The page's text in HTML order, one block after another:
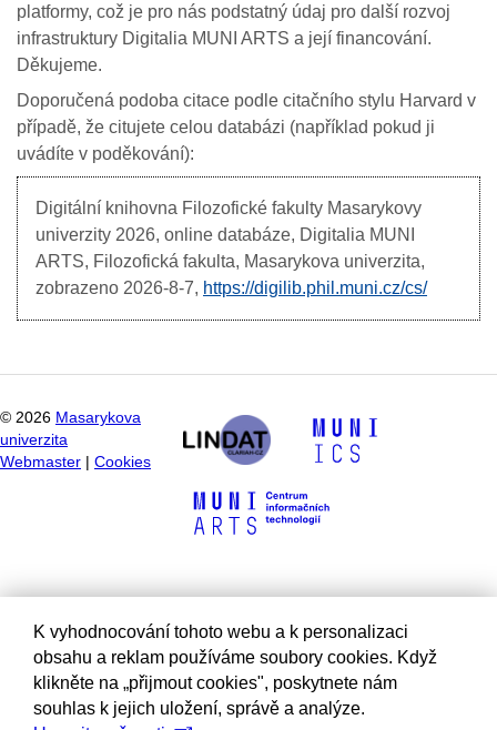
platformy, což je pro nás podstatný údaj pro další rozvoj
infrastruktury Digitalia MUNI ARTS a její financování.
Děkujeme.
Doporučená podoba citace podle citačního stylu Harvard v
případě, že citujete celou databázi (například pokud ji
uvádíte v poděkování):
Digitální knihovna Filozofické fakulty Masarykovy
univerzity 2026, online databáze, Digitalia MUNI
ARTS, Filozofická fakulta, Masarykova univerzita,
zobrazeno 2026-8-7, https://digilib.phil.muni.cz/cs/
© 2026 Masarykova
univerzita
Webmaster
Cookies
K vyhodnocování tohoto webu a k personalizaci
obsahu a reklam používáme soubory cookies. Když
klikněte na „přijmout cookies", poskytnete nám
souhlas k jejich uložení, správě a analýze.